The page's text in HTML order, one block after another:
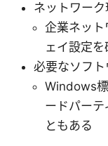
ネットワー
企業ネット
ェイ設定を
必要なソフ
Windows
ードパー
ともある